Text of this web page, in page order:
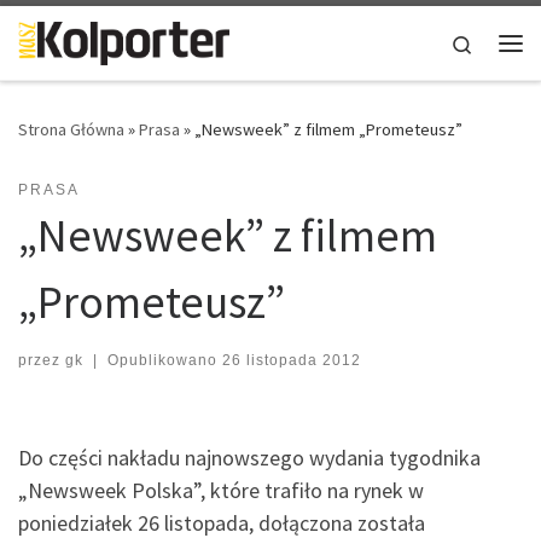
Skip to content
Search
Strona Główna »Prasa » „Newsweek” z filmem „Prometeusz”
PRASA
„Newsweek” z filmem
„Prometeusz”
przez gk | Opublikowano 26 listopada 2012
Do części nakładu najnowszego wydania tygodnika
„Newsweek Polska”, które trafiło na rynek w
poniedziałek 26 listopada, dołączona została